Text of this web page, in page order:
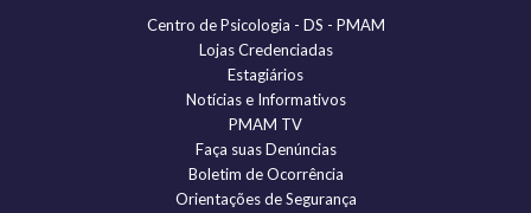
Centro de Psicologia - DS - PMAM
Lojas Credenciadas
Estagiários
Notícias e Informativos
PMAM TV
Faça suas Denúncias
Boletim de Ocorrência
Orientações de Segurança